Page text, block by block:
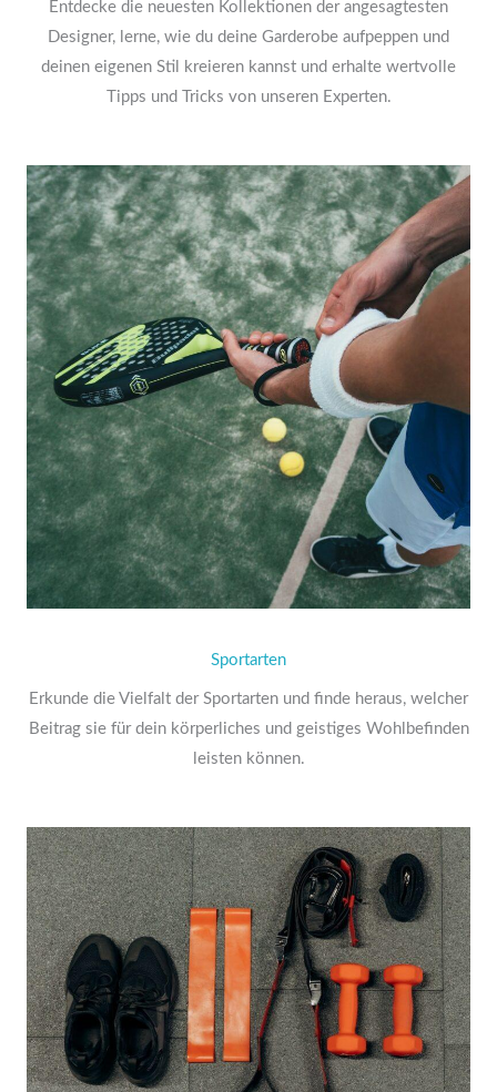
Entdecke die neuesten Kollektionen der angesagtesten
Designer, lerne, wie du deine Garderobe aufpeppen und
deinen eigenen Stil kreieren kannst und erhalte wertvolle
Tipps und Tricks von unseren Experten.
Sportarten
Erkunde die Vielfalt der Sportarten und finde heraus, welcher
Beitrag sie für dein körperliches und geistiges Wohlbefinden
leisten können.